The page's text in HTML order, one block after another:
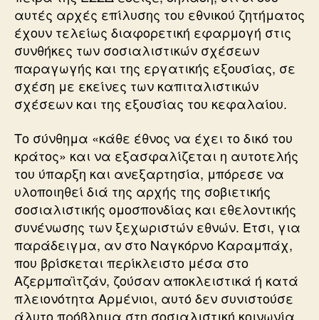
αυτές αρχές επίλυσης του εθνικού ζητήματος
έχουν τελείως διαφορετική εφαρμογή στις
συνθήκες των σοσιαλιστικών σχέσεων
παραγωγής και της εργατικής εξουσίας, σε
σχέση με εκείνες των καπιταλιστικών
σχέσεων και της εξουσίας του κεφαλαίου.
Το σύνθημα «κάθε έθνος να έχει το δικό του
κράτος» και να εξασφαλίζεται η αυτοτελής
του ύπαρξη και ανεξαρτησία, μπόρεσε να
υλοποιηθεί διά της αρχής της σοβιετικής
σοσιαλιστικής ομοσπονδίας και εθελοντικής
συνένωσης των ξεχωριστών εθνών. Ετσι, για
παράδειγμα, αν στο Ναγκόρνο Καραμπάχ,
που βρίσκεται περίκλειστο μέσα στο
Αζερμπαϊτζάν, ζούσαν αποκλειστικά ή κατά
πλειονότητα Αρμένιοι, αυτό δεν συνιστούσε
άλυτο πρόβλημα στη σοσιαλιστική κοινωνία,